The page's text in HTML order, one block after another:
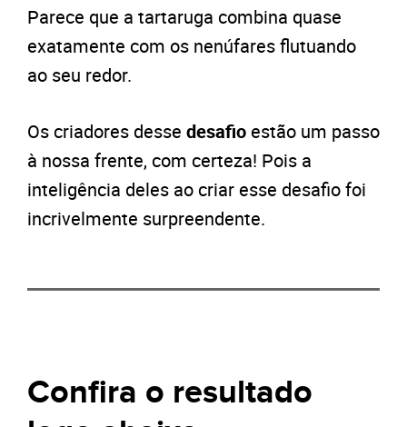
Parece que a tartaruga combina quase
exatamente com os nenúfares flutuando
ao seu redor.
Os criadores desse desafio estão um passo
à nossa frente, com certeza! Pois a
inteligência deles ao criar esse desafio foi
incrivelmente surpreendente.
Confira o resultado